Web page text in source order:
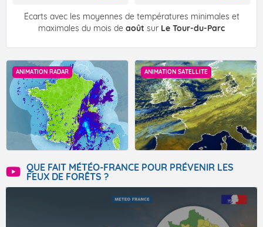
Écarts avec les moyennes de températures minimales et
maximales du mois de août sur Le Tour-du-Parc
ANIMATION RADAR ANIMATION SATELLITE
QUE FAIT MÉTÉO-FRANCE POUR PRÉVENIR LES
FEUX DE FORÊTS ?